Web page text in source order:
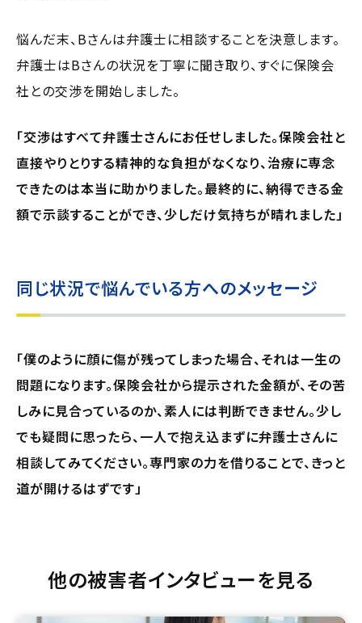
悩んだ末、Bさんは弁護士に相談することを決意します。
弁護士はBさんの状況を丁寧に聞き取り、すぐに保険会
社との交渉を開始しました。
「交渉はすべて弁護士さんにお任せしました。保険会社と
直接やりとりする精神的な負担がなくなり、治療に専念
できたのは本当に助かりました。最終的に、納得できる金
額で示談することができ、少しだけ気持ちが晴れました」
同じ状況で悩んでいる方へのメッセージ
「僕のように顔に傷が残ってしまった場合、それは一生の
問題になります。保険会社から提示された金額が、その苦
しみに見合っているのか、素人には判断できません。少し
でも疑問に思ったら、一人で抱え込まずに弁護士さんに
相談してみてください。専門家の力を借りることで、きっと
道が開けるはずです」
他の被害者インタビューを見る